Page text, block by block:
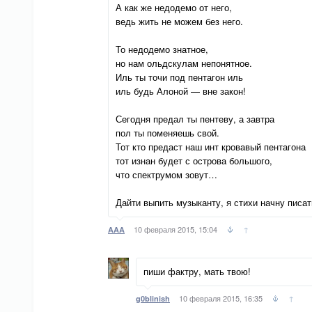
А как же недодемо от него,
ведь жить не можем без него.
То недодемо знатное,
но нам ольдскулам непонятное.
Иль ты точи под пентагон иль
иль будь Алоной — вне закон!
Сегодня предал ты пентеву, а завтра
пол ты поменяешь свой.
Тот кто предаст наш инт кровавый пентагона
тот изнан будет с острова большого,
что спектрумом зовут…
Дайти выпить музыканту, я стихи начну
AAA 10 февраля 2015, 15:04 ↑
пиши фактру, мать твою!
g0blinish 10 февраля 2015, 16:35 ↑